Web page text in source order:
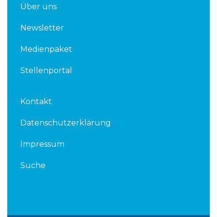
Über uns
Newsletter
Medienpaket
Stellenportal
Kontakt
Datenschutzerklärung
Impressum
Suche